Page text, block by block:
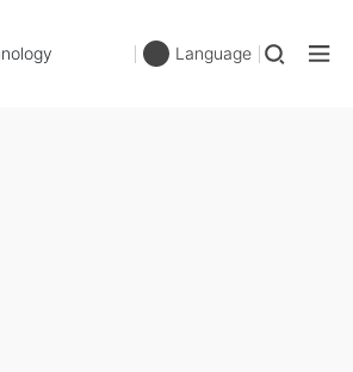
Language